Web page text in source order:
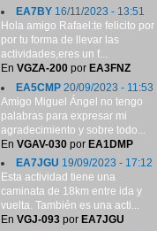
EA7BY16/11/2023 - 13:51
Hola amigo Rafael:te felicito por
por tu forma de llevar las
actividades,eres un f...
En VGZA-200por EA3FNZ
EA5CMP20/09/2023 - 11:53
Amigo Miguel Ángel no tengo
palabras para expresar mi
agradecimiento y sobre todo...
En VGAV-030por EA1DMP
EA7JGU 19/09/2023 - 17:12
Esta actividad tiene una
caminata de 18km entre ida y
vuelta. También es una acti...
En VGJ-093por EA7JGU